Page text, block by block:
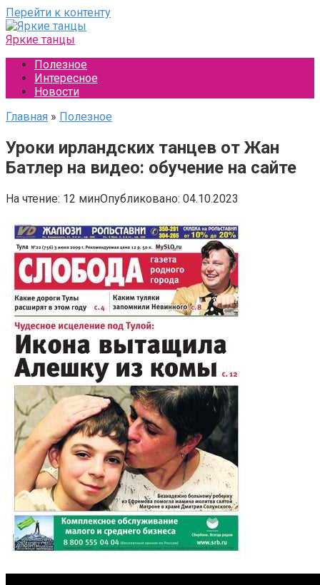
Перейти к контенту
Яркие танцы
Полезное
Интересное
Новости
Главная » Полезное
Уроки ирландских танцев от Жан
Батлер на видео: обучение на сайте
На чтение: 12 минОпубликовано: 04.10.2023